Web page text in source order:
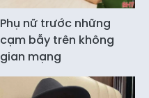
Phụ nữ trước những
cạm bẫy trên không
gian mạng